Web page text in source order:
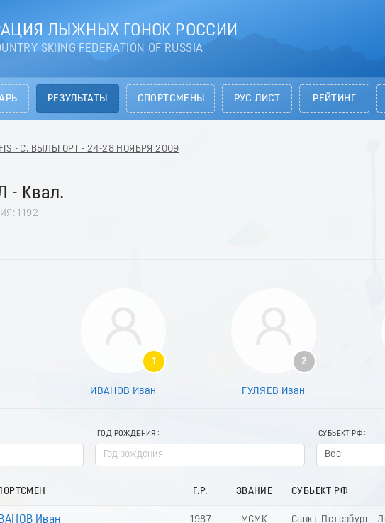
ЛЫЖНЫХ ГОНОК РОССИИ
SKIING FEDERATION OF RUSSIA
РЕЗУЛЬТАТЫ СПОРТСМЕНЫ РУС ЛИСТ РЕЙТИНГ
- С. ВЫЛЬГОРТ - 24-28 НОЯБРЯ 2009
- Квал.
1192
1
ИВАНОВ Иван
2
ГУЛЯЕВ Иван
ГОД РОЖДЕНИЯ СУБЬЕКТ РФ
Все
Г.Р. ЗВАНИЕ СУБЬЕКТ РФ
Иван 1987 МСМК Санкт-Петербург -